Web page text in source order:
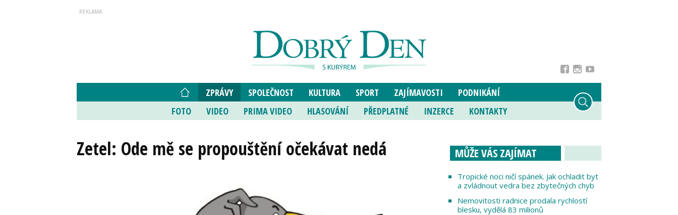
ZPRÁVY SPOLEČNOST KULTURA SPORT ZAJÍMAVOSTI
PODNIKÁNÍ
FOTO
VIDEO PRIMA VIDEO HLASOVÁNÍ PŘEDPLATNÉ INZERCE KONTAKTY
Zetel: Ode mě se propouštění očekávat nedá MŮŽE VÁS ZAJÍMAT
Tropické noci ničí spánek. Jak ochladit byt
a zvládnout vedra bez zbytečných chyb
Nemovitosti radnice prodala rychlostí
blesku, vydělá 83 milionů